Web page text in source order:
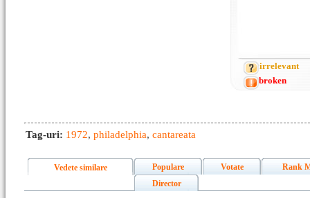
irrelevant
broken
Tag-uri: 1972, philadelphia, cantareata
Vedete similare Populare Votate
Rank
Director